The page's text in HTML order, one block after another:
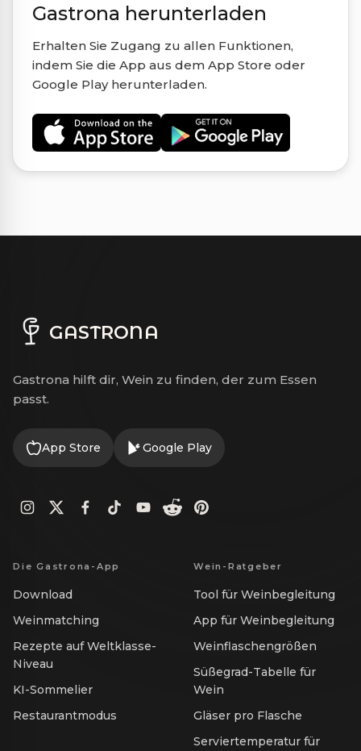
Gastrona herunterladen
Erhalten Sie Zugang zu allen Funktionen,
indem Sie die App aus dem App Store oder
Google Play herunterladen.
GASTRONA
Gastrona hilft dir, Wein zu finden, der zum Essen
passt.
App Store Google Play
Die Gastrona-App
Download
Weinmatching
Rezepte auf Weltklasse-
Niveau
KI-Sommelier
Restaurantmodus
Wein-Ratgeber
Tool für Weinbegleitung
App für Weinbegleitung
Weinflaschengrößen
Süßegrad-Tabelle für
Wein
Gläser pro Flasche
Serviertemperatur für